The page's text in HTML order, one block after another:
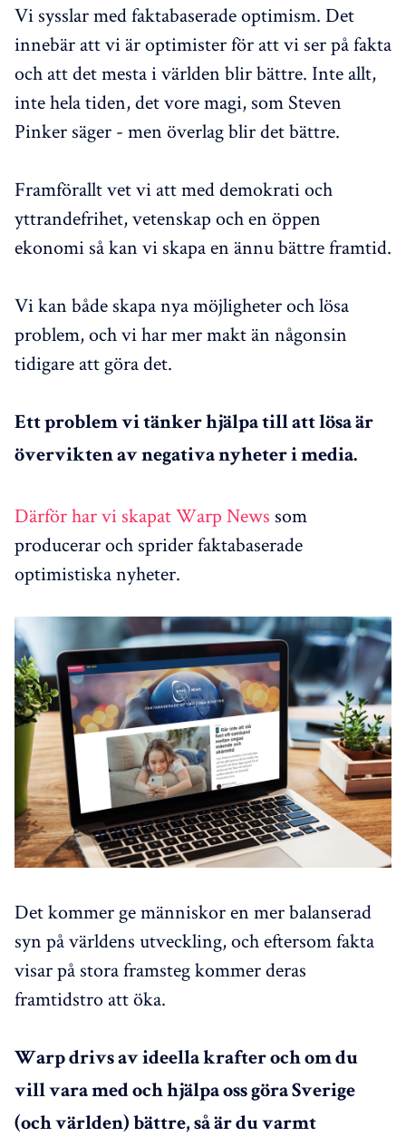
Vi sysslar med faktabaserade optimism. Det
innebär att vi är optimister för att vi ser på fakta
och att det mesta i världen blir bättre. Inte allt,
inte hela tiden, det vore magi, som Steven
Pinker säger - men överlag blir det bättre.
Framförallt vet vi att med demokrati och
yttrandefrihet, vetenskap och en öppen
ekonomi så kan vi skapa en ännu bättre framtid.
Vi kan både skapa nya möjligheter och lösa
problem, och vi har mer makt än någonsin
tidigare att göra det.
Ett problem vi tänker hjälpa till att lösa är
övervikten av negativa nyheter i media.
Därför har vi skapat Warp News som
producerar och sprider faktabaserade
optimistiska nyheter.
Det kommer ge människor en mer balanserad
syn på världens utveckling, och eftersom fakta
visar på stora framsteg kommer deras
framtidstro att öka.
Warp drivs av ideella krafter och om du
vill vara med och hjälpa oss göra Sverige
(och världen) bättre, så är du varmt